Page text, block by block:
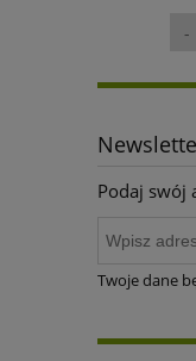
Podaj swój
Twoje dane